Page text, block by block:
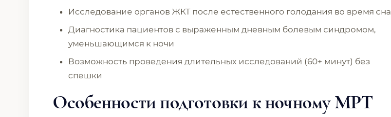
Исследование органов ЖКТ после естественного голодания во время сна
Диагностика пациентов с выраженным дневным болевым синдромом,
уменьшающимся к ночи
Возможность проведения длительных исследований (60+ минут) без
спешки
Особенности подготовки к ночному МРТ